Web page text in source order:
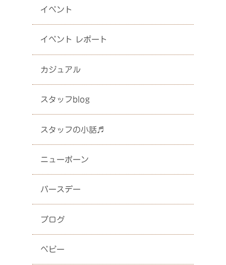
イベント
イベント レポート
カジュアル
スタッフblog
スタッフの小話♬
ニューボーン
バースデー
ブログ
ベビー